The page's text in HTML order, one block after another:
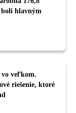
hlavným
veľkom.
riešenie, ktoré